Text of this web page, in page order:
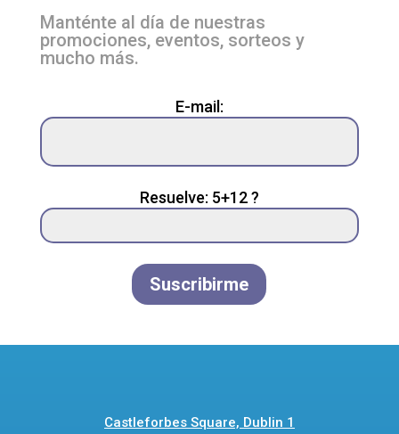
Manténte al día de nuestras
promociones, eventos, sorteos y
mucho más.
leave
this
field
E-mail:
Resuelve: 5+12 ?
Suscribirme
Castleforbes Square, Dublin 1